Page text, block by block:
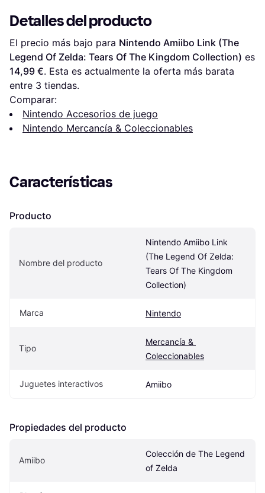
Detalles del producto
El precio más bajo para Nintendo Amiibo Link (The
Legend Of Zelda: Tears Of The Kingdom Collection)
14,99 €. Esta es actualmente la oferta más barata
entre 3 tiendas.
Comparar:
Nintendo Accesorios de juego
Nintendo Mercancía & Coleccionables
Características
Producto
Nombre del producto
Nintendo Amiibo Link
(The Legend Of Zelda:
Tears Of The Kingdom
Collection)
Marca Nintendo
Tipo
Mercancía &
Coleccionables
Juguetes interactivos Amiibo
Propiedades del producto
Amiibo
Colección de The Legend
of Zelda